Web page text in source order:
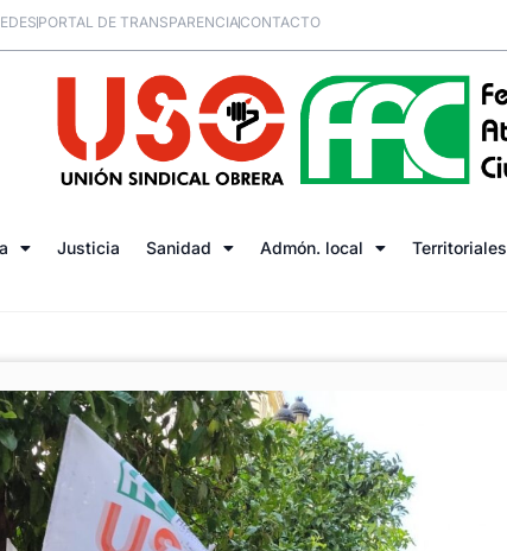
PORTAL DE TRANSPARENCIACONTACTO
Justicia Sanidad Admón. local Territoriales